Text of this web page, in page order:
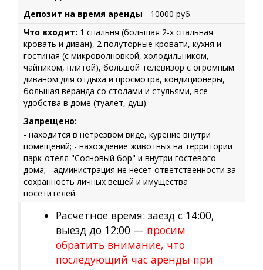
Депозит на время аренды - 10000 руб.
Что входит: 1 спальня (большая 2-х спальная
кровать и диван), 2 полуторные кровати, кухня и
гостиная (с микроволновкой, холодильником,
чайником, плитой), большой телевизор с огромным
диваном для отдыха и просмотра, кондиционеры,
большая веранда со столами и стульями, все
удобства в доме (туалет, душ).
Запрещено:
- находится в нетрезвом виде, курение внутри
помещений; - нахождение животных на территории
парк-отеля "Сосновый бор" и внутри гостевого
дома; - администрация не несет ответственности за
сохранность личных вещей и имущества
посетителей.
Расчетное время: заезд с 14:00,
выезд до 12:00 — просим
обратить внимание, что
последующий час аренды при